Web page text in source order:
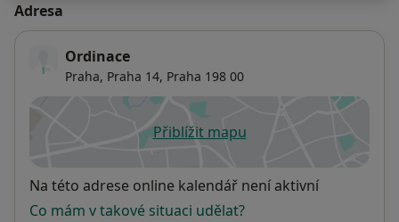
Adresa
Ordinace
Praha, Praha 14, Praha 198 00
Přiblížit mapuse otevře v nové záložce
Dostupnost
Na této adrese online kalendář není aktivní
Co mám v takové situaci udělat?